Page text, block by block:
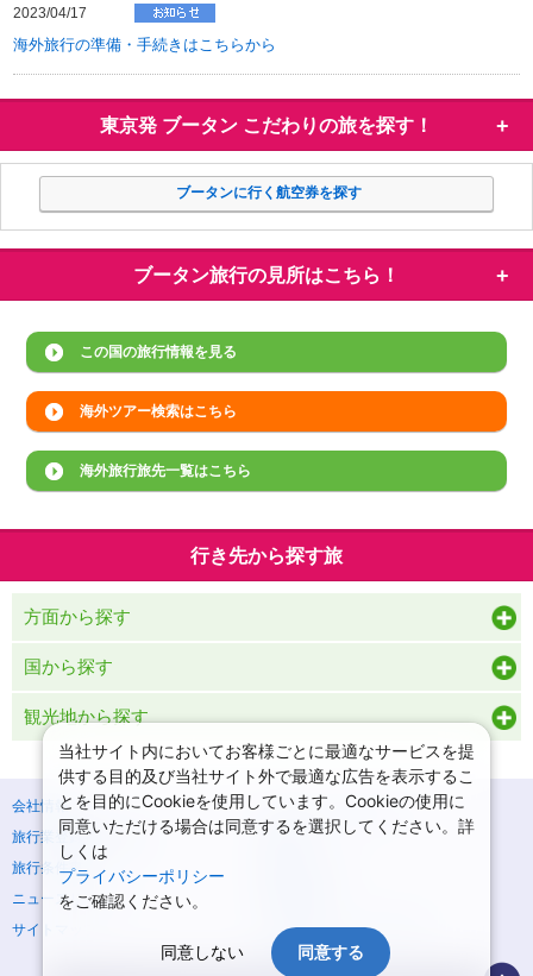
2023/04/17
海外旅行の準備・手続きはこちらから
東京発 ブータン こだわりの旅を探す！
ブータンに行く航空券を探す
ブータン旅行の見所はこちら！
この国の旅行情報を見る
海外ツアー検索はこちら
海外旅行旅先一覧はこちら
行き先から探す旅
方面から探す
国から探す
観光地から探す
会社情報
プライバシーポリシー
旅行業登録票・約款
規約集
旅行条件書
ニュースリリース
サイトマップ
システムメンテナンスの
お知らせ
当社サイト内においてお客様ごとに最適なサービスを提
供する目的及び当社サイト外で最適な広告を表示するこ
とを目的にCookieを使用しています。Cookieの使用に
同意いただける場合は同意するを選択してください。詳
しくは
プライバシーポリシー
をご確認ください。
同意しない 同意する